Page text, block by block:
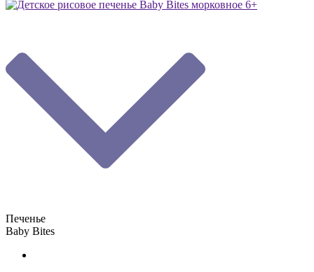
Печенье
Baby Bites